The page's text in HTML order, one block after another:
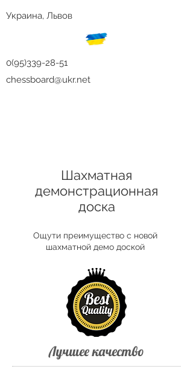
Украина, Львов
0(95)339-28-51
chessboard@ukr.net
Шахматная
демонстрационная
доска
Ощути преимущество с новой
шахматной демо доской
Лучшее качество